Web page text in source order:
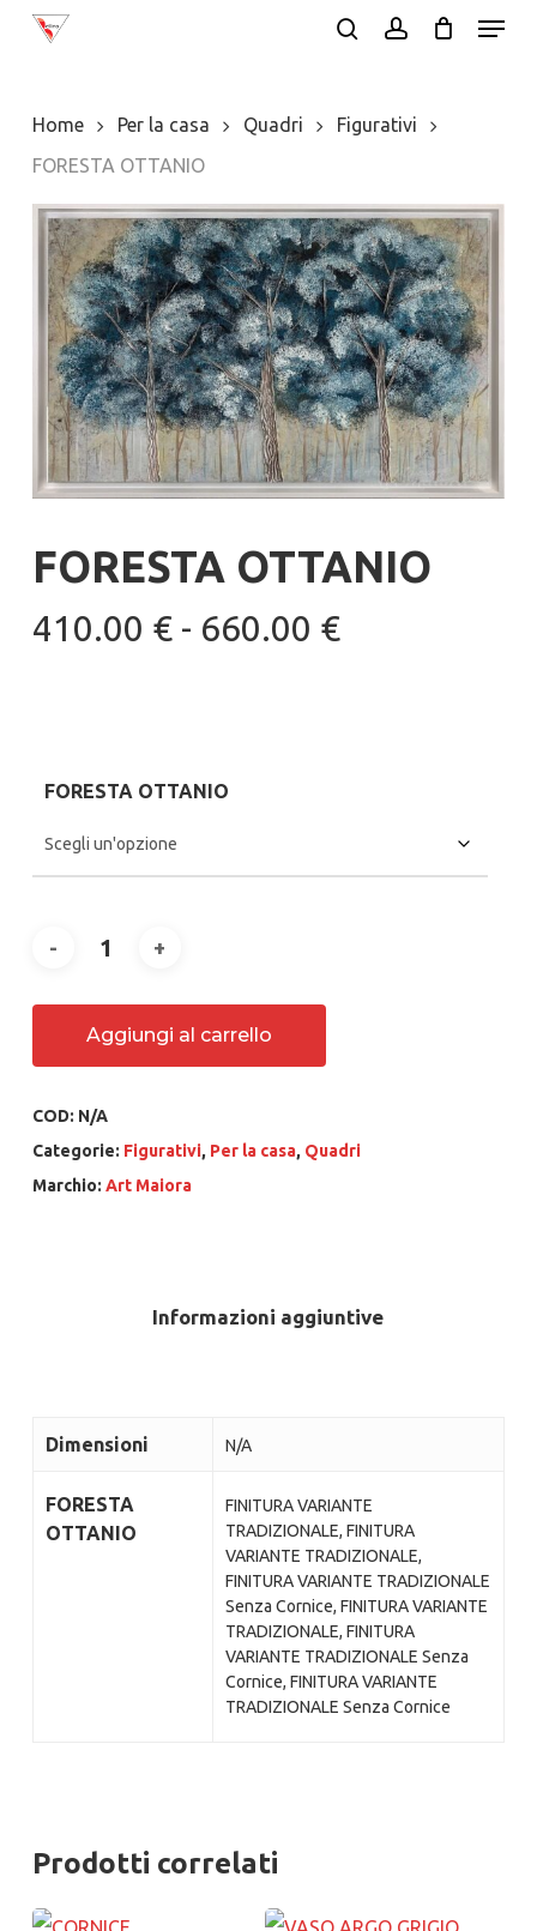
Skip
content
Menu
Home Per la casa Quadri
Figurativi
FORESTA OTTANIO
FORESTA OTTANIO
410.00 € - 660.00 €Fascia
660.00 €
FORESTA OTTANIO
Aggiungi al carrello
COD: N/A
Categorie: Figurativi, Per la casa, Quadri
Marchio: Art Maiora
Informazioni aggiuntive
Dimensioni N/A
FORESTA
OTTANIO
FINITURA VARIANTE
TRADIZIONALE, FINITURA
VARIANTE TRADIZIONALE,
FINITURA VARIANTE TRADIZIONALE
Senza Cornice, FINITURA VARIANTE
TRADIZIONALE, FINITURA
VARIANTE TRADIZIONALE Senza
Cornice, FINITURA VARIANTE
TRADIZIONALE Senza Cornice
Prodotti correlati